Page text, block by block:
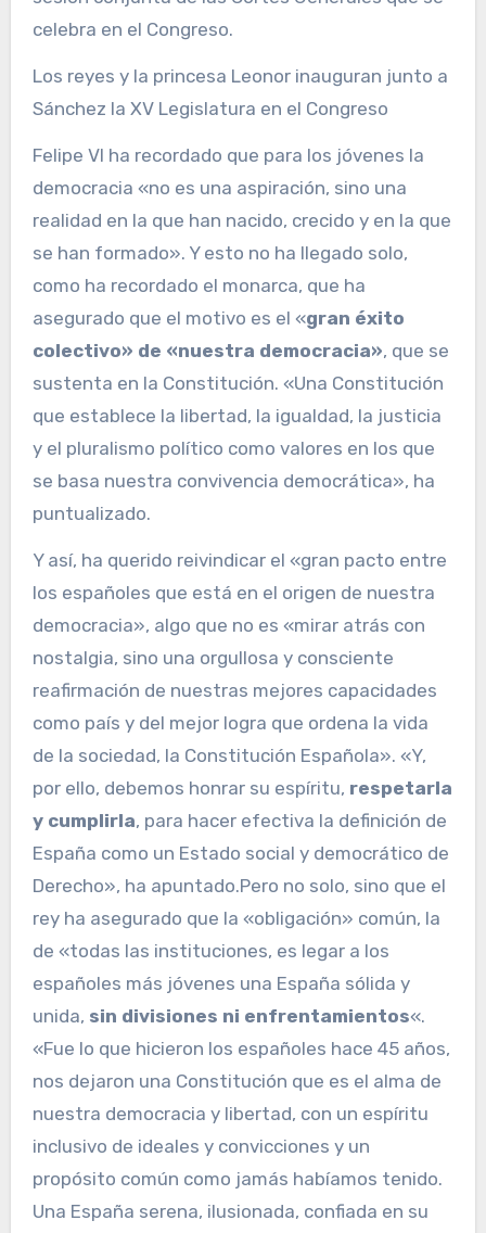
Los reyes y la princesa Leonor inauguran junto a
Sánchez la XV Legislatura en el Congreso
Felipe VI ha recordado que para los jóvenes la
democracia «no es una aspiración, sino una
realidad en la que han nacido, crecido y en la que
se han formado». Y esto no ha llegado solo,
como ha recordado el monarca, que ha
asegurado que el motivo es el «gran éxito
colectivo» de «nuestra democracia», que se
sustenta en la Constitución. «Una Constitución
que establece la libertad, la igualdad, la justicia
y el pluralismo político como valores en los que
se basa nuestra convivencia democrática», ha
puntualizado.
Y así, ha querido reivindicar el «gran pacto entre
los españoles que está en el origen de nuestra
democracia», algo que no es «mirar atrás con
nostalgia, sino una orgullosa y consciente
reafirmación de nuestras mejores capacidades
como país y del mejor logra que ordena la vida
de la sociedad, la Constitución Española». «Y,
por ello, debemos honrar su espíritu, respetarla
y cumplirla, para hacer efectiva la definición de
España como un Estado social y democrático de
Derecho», ha apuntado.Pero no solo, sino que el
rey ha asegurado que la «obligación» común, la
de «todas las instituciones, es legar a los
españoles más jóvenes una España sólida y
unida, sin divisiones ni enfrentamientos«.
«Fue lo que hicieron los españoles hace 45 años,
nos dejaron una Constitución que es el alma de
nuestra democracia y libertad, con un espíritu
inclusivo de ideales y convicciones y un
propósito común como jamás habíamos tenido.
Una España serena, ilusionada, confiada en su